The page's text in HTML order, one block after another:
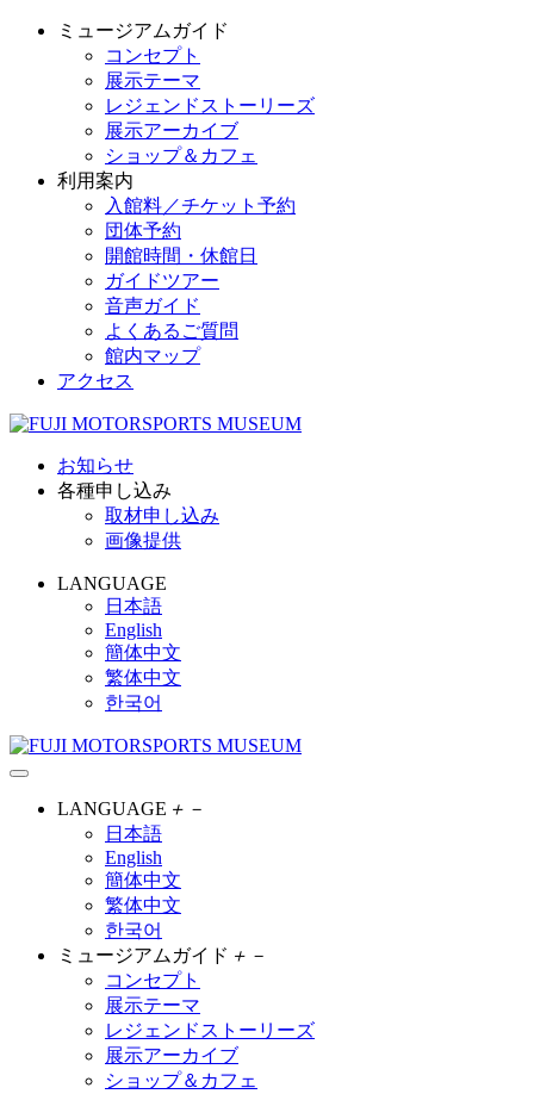
ミュージアムガイド
コンセプト
展示テーマ
レジェンドストーリーズ
展示アーカイブ
ショップ＆カフェ
利用案内
入館料／チケット予約
団体予約
開館時間・休館日
ガイドツアー
音声ガイド
よくあるご質問
館内マップ
アクセス
お知らせ
各種申し込み
取材申し込み
画像提供
LANGUAGE
日本語
English
簡体中文
繁体中文
한국어
LANGUAGE ＋ －
日本語
English
簡体中文
繁体中文
한국어
ミュージアムガイド ＋ －
コンセプト
展示テーマ
レジェンドストーリーズ
展示アーカイブ
ショップ＆カフェ